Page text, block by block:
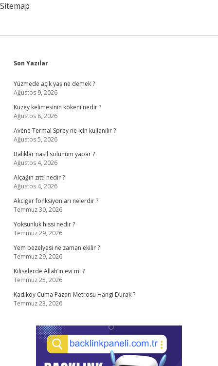
Sitemap
Sidebar
Son Yazılar
Yüzmede açık yaş ne demek ?
Ağustos 9, 2026
Kuzey kelimesinin kökeni nedir ?
Ağustos 8, 2026
Avène Termal Sprey ne için kullanılır ?
Ağustos 5, 2026
Balıklar nasıl solunum yapar ?
Ağustos 4, 2026
Alçağın zıttı nedir ?
Ağustos 4, 2026
Akciğer fonksiyonları nelerdir ?
Temmuz 30, 2026
Yoksunluk hissi nedir ?
Temmuz 29, 2026
Yem bezelyesi ne zaman ekilir ?
Temmuz 29, 2026
Kiliselerde Allah’ın evi mi ?
Temmuz 25, 2026
Kadıköy Cuma Pazarı Metrosu Hangi Durak ?
Temmuz 23, 2026